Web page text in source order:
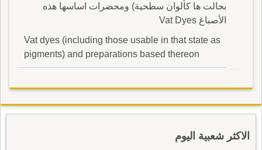
بحالت ها كألوان سطحية) ومحضرات اساسها هذه
الأصباغ Vat Dyes
Vat dyes (including those usable in that state as
pigments) and preparations based thereon
الاكثر شعبية اليوم